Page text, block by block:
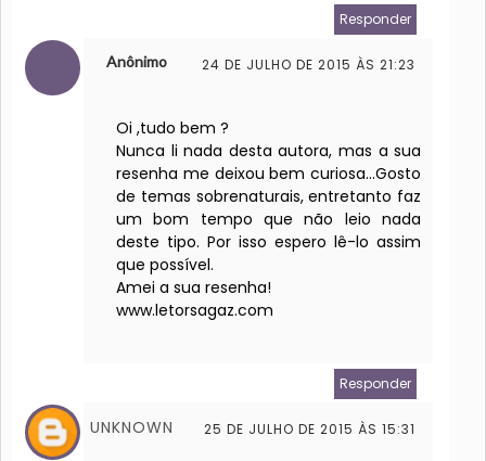
Responder
Anônimo 24 DE JULHO DE 2015 ÀS 21:23
Oi ,tudo bem ?
Nunca li nada desta autora, mas a sua
resenha me deixou bem curiosa...Gosto
de temas sobrenaturais, entretanto faz
um bom tempo que não leio nada
deste tipo. Por isso espero lê-lo assim
que possível.
Amei a sua resenha!
www.letorsagaz.com
Responder
UNKNOWN 25 DE JULHO DE 2015 ÀS 15:31